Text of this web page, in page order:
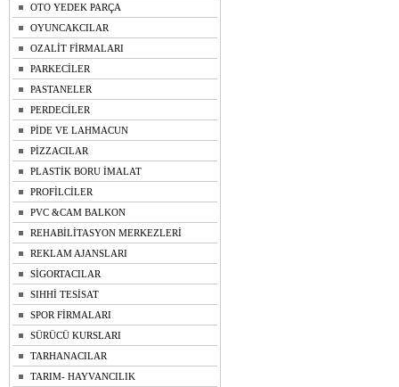
OTO YEDEK PARÇA
OYUNCAKCILAR
OZALİT FİRMALARI
PARKECİLER
PASTANELER
PERDECİLER
PİDE VE LAHMACUN
PİZZACILAR
PLASTİK BORU İMALAT
PROFİLCİLER
PVC &CAM BALKON
REHABİLİTASYON MERKEZLERİ
REKLAM AJANSLARI
SİGORTACILAR
SIHHİ TESİSAT
SPOR FİRMALARI
SÜRÜCÜ KURSLARI
TARHANACILAR
TARIM- HAYVANCILIK